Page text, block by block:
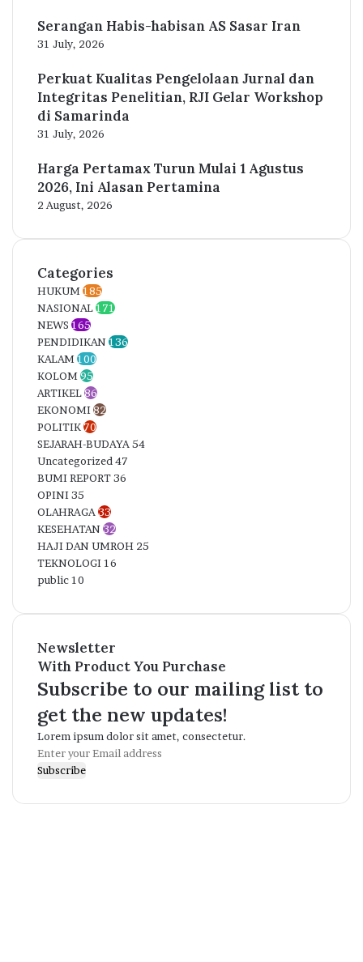
Serangan Habis-habisan AS Sasar Iran
31 July, 2026
Perkuat Kualitas Pengelolaan Jurnal dan
Integritas Penelitian, RJI Gelar Workshop
di Samarinda
31 July, 2026
Harga Pertamax Turun Mulai 1 Agustus
2026, Ini Alasan Pertamina
2 August, 2026
Categories
HUKUM185
NASIONAL171
NEWS 165
PENDIDIKAN136
KALAM100
KOLOM95
ARTIKEL86
EKONOMI82
POLITIK70
SEJARAH-BUDAYA 54
Uncategorized 47
BUMI REPORT36
OPINI35
OLAHRAGA 33
KESEHATAN32
HAJI DAN UMROH 25
TEKNOLOGI16
public10
Newsletter
With Product You Purchase
Subscribe to our mailing list to
get the new updates!
Lorem ipsum dolor sit amet, consectetur.
Enter
your
address